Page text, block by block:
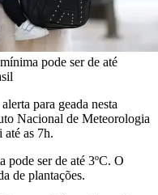
pode ser de até
para geada nesta
Nacional de Meteorologia
as 7h.
pode ser de até 3ºC. O
de plantações.